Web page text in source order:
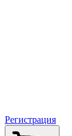
Регистрация